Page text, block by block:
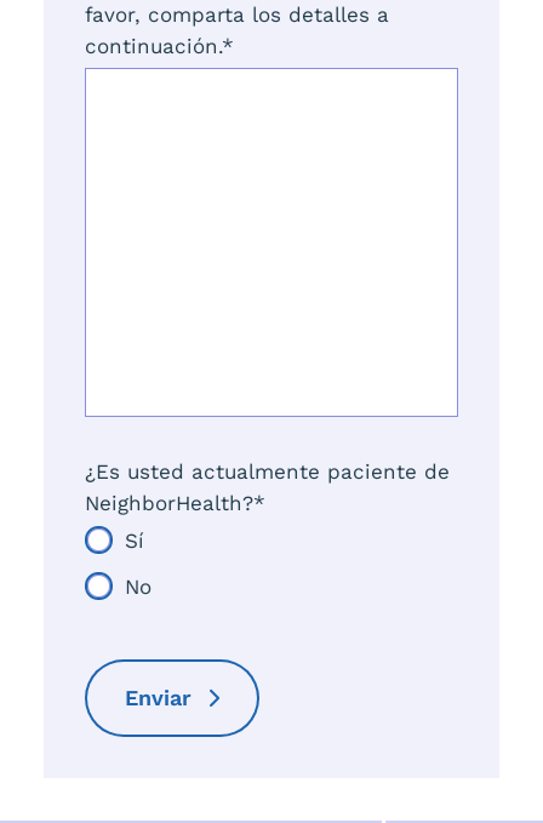
favor, comparta los detalles a
continuación.*
¿Es usted actualmente paciente de
NeighborHealth?*
Sí
No
Enviar